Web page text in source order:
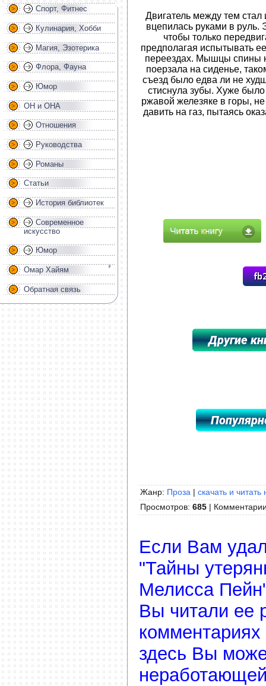
Спорт, Фитнес
Кулинария, Хобби
Магия, Эзотерика
Флора, Фауна
Юмор
ОН и ОНА
Отношения
Руководства
Романы
Статьи
История библиотек
Современное
искусство
Юмор
Омар Хайям
Обратная связь
Двигатель между тем
вцепилась руками в руль.
чтобы только
предполагая испытывать
переездах. Мышцы спины
поерзала на сиденье,
съезд было едва ли не
стиснула зубы. Хуже
ржавой железяке в горы,
давить на газ, пытаясь
Жанр: Проза | скачать и читать
Просмотров: 685 |
Если Вам
"Тайны
Мелисса
Вы читали ее
здесь Вы